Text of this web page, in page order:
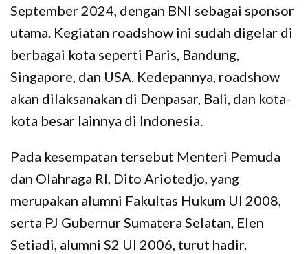
September 2024, dengan BNI sebagai sponsor
utama. Kegiatan roadshow ini sudah digelar di
berbagai kota seperti Paris, Bandung,
Singapore, dan USA. Kedepannya, roadshow
akan dilaksanakan di Denpasar, Bali, dan kota-
kota besar lainnya di Indonesia.
Pada kesempatan tersebut Menteri Pemuda
dan Olahraga RI, Dito Ariotedjo, yang
merupakan alumni Fakultas Hukum UI 2008,
serta PJ Gubernur Sumatera Selatan, Elen
Setiadi, alumni S2 UI 2006, turut hadir.